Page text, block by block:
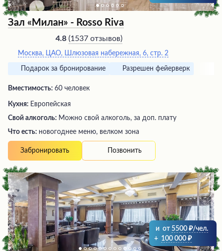
Зал «Милан» - Rosso Riva
4.8 (1537 отзывов)
Москва, ЦАО, Шлюзовая набережная, 6, стр. 2
Подарок за бронирование Разрешен фейерверк
Вместимость: 60 человек
Кухня: Европейская
Свой алкоголь: Можно свой алкоголь, за доп. плату
Что есть: новогоднее меню, велком зона
Забронировать Позвонить
и от 5500
/чел.
+ 100 000